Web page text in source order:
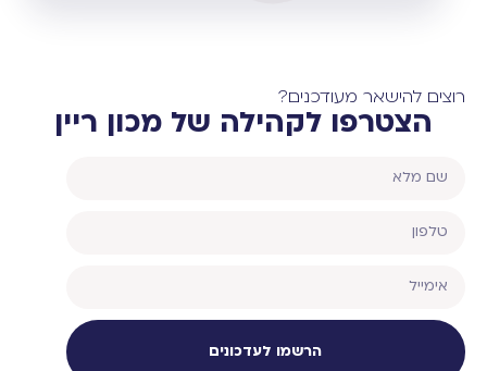
רוצים להישאר מעודכנים?
הצטרפו לקהילה של מכון ריין
הרשמו לעדכונים